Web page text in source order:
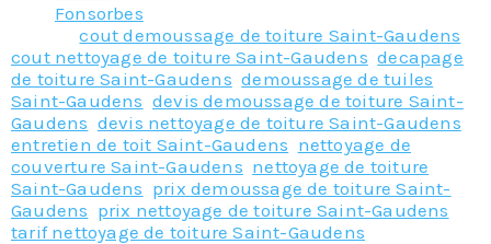
Fonsorbes
Taggedcout demoussage de toiture Saint-Gaudens
cout nettoyage de toiture Saint-Gaudens ,decapage
de toiture Saint-Gaudens ,demoussage de tuiles
Saint-Gaudens ,devis demoussage de toiture Saint-
Gaudens devis nettoyage de toiture Saint-Gaudens
entretien de toit Saint-Gaudens nettoyage de
couverture Saint-Gaudens nettoyage de toiture
Saint-Gaudens prix demoussage de toiture Saint-
Gaudens prix nettoyage de toiture Saint-Gaudens
tarif nettoyage de toiture Saint-Gaudens